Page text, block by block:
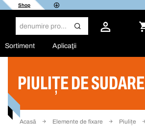
Shop
Sortiment Aplicaţii
PIULIȚE DE SUDARE
Acasă Elemente de fixare Piulițe
Filtru